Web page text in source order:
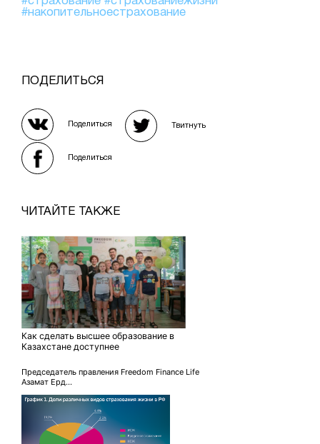
#накопительноестрахование
ПОДЕЛИТЬСЯ
Поделиться Твитнуть
Поделиться
ЧИТАЙТЕ ТАКЖЕ
Как сделать высшее образование в
Казахстане доступнее
Председатель правления Freedom Finance Life
Азамат Ерд...